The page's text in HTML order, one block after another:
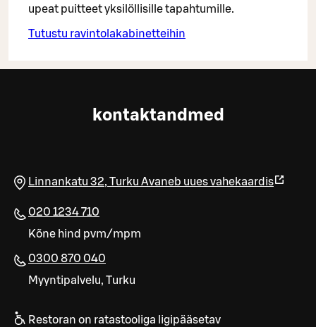
upeat puitteet yksilöllisille tapahtumille.
Tutustu ravintolakabinetteihin
kontaktandmed
Linnankatu 32, Turku Avaneb uues vahekaardis
020 1234 710
Kõne hind pvm/mpm
0300 870 040
Myyntipalvelu, Turku
Restoran on ratastooliga ligipääsetav